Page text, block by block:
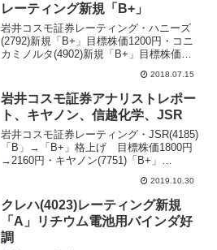
レーティング新規「B+」
岩井コスモ証券レーティング・ハニーズ
(2792)新規「B+」目標株価1200円・コニ
カミノルタ(4902)新規「B+」目標株価
円→7000円参考サラリーマン投資家注目
株ランキング参考レーテ...
2018.07.15
岩井コスモ証券アナリストレポー
ト、キヤノン、信越化学、JSR
岩井コスモ証券レーティング・JSR(4185)
「B」→「B+」格上げ 目標株価1800円
→2160円・キヤノン(7751)「B+」
円・信越化学(4063)「A」継続 目標株価
12500円→1360...
2019.10.30
クレハ(4023)レーティング新規
「A」リチウム電池用バインダ好
調